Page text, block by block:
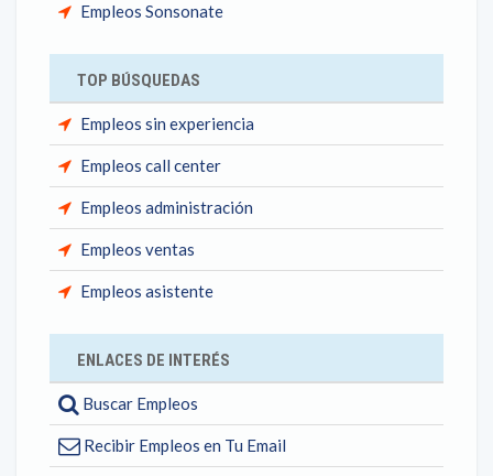
Empleos Sonsonate
TOP BÚSQUEDAS
Empleos sin experiencia
Empleos call center
Empleos administración
Empleos ventas
Empleos asistente
ENLACES DE INTERÉS
Buscar Empleos
Recibir Empleos en Tu Email